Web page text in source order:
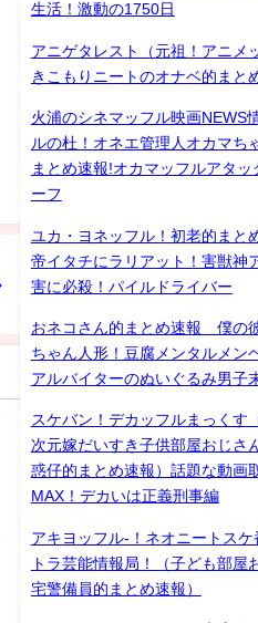
生活！激動の1750日
アニゲタレスト（元祖！アニ
きこもりニートのオナベ的まと
火浦のシネマッフル映画NEWS
ルの杜！オネエ管理人オカマち
まとめ速報!オカマッフルアタッ
ーフ
ユカ・ヨネッフル！初老的まと
帝イタチにラリアット！害獣神
害に必殺！パイルドライバー
おネコさん的まとめ速報 僕の
ちゃん人形！豆腐メンタルメン
アルバイターのぬいぐるみ男子
スケバン！デカッフルまっくす
次元嫁だいすき子供部屋おじさ
惑仔的まとめ速報）話題な動画
MAX！デカいは正義刑事編
アキヨッフル-！ネオニートスケ
トラ芸能情報局！（子ども部屋
宅警備員的まとめ速報）